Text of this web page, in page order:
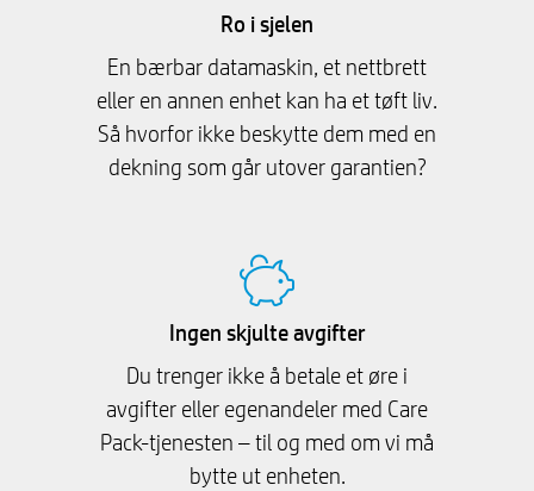
Ro i sjelen
En bærbar datamaskin, et nettbrett
eller en annen enhet kan ha et tøft liv.
Så hvorfor ikke beskytte dem med en
dekning som går utover garantien?
Ingen skjulte avgifter
Du trenger ikke å betale et øre i
avgifter eller egenandeler med Care
Pack-tjenesten – til og med om vi må
bytte ut enheten.